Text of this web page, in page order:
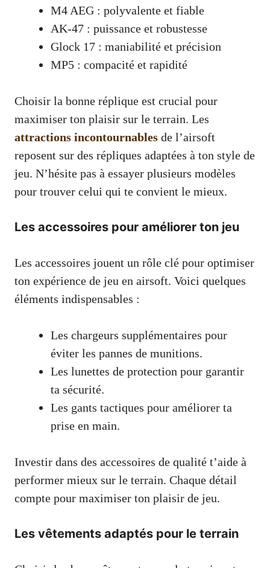
M4 AEG : polyvalente et fiable
AK-47 : puissance et robustesse
Glock 17 : maniabilité et précision
MP5 : compacité et rapidité
Choisir la bonne réplique est crucial pour
maximiser ton plaisir sur le terrain. Les
attractions incontournables de l’airsoft
reposent sur des répliques adaptées à ton style de
jeu. N’hésite pas à essayer plusieurs modèles
pour trouver celui qui te convient le mieux.
Les accessoires pour améliorer ton jeu
Les accessoires jouent un rôle clé pour optimiser
ton expérience de jeu en airsoft. Voici quelques
éléments indispensables :
Les chargeurs supplémentaires pour
éviter les pannes de munitions.
Les lunettes de protection pour garantir
ta sécurité.
Les gants tactiques pour améliorer ta
prise en main.
Investir dans des accessoires de qualité t’aide à
performer mieux sur le terrain. Chaque détail
compte pour maximiser ton plaisir de jeu.
Les vêtements adaptés pour le terrain